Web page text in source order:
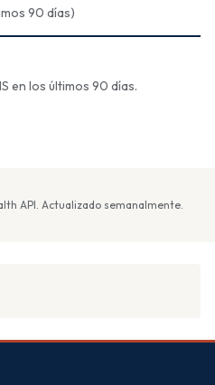
90 días)
en los últimos 90 días.
API. Actualizado semanalmente.